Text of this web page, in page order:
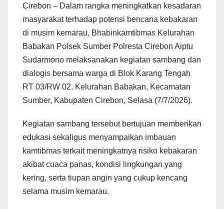
Cirebon – Dalam rangka meningkatkan kesadaran
masyarakat terhadap potensi bencana kebakaran
di musim kemarau, Bhabinkamtibmas Kelurahan
Babakan Polsek Sumber Polresta Cirebon Aiptu
Sudarmono melaksanakan kegiatan sambang dan
dialogis bersama warga di Blok Karang Tengah
RT 03/RW 02, Kelurahan Babakan, Kecamatan
Sumber, Kabupaten Cirebon, Selasa (7/7/2026).
Kegiatan sambang tersebut bertujuan memberikan
edukasi sekaligus menyampaikan imbauan
kamtibmas terkait meningkatnya risiko kebakaran
akibat cuaca panas, kondisi lingkungan yang
kering, serta tiupan angin yang cukup kencang
selama musim kemarau.